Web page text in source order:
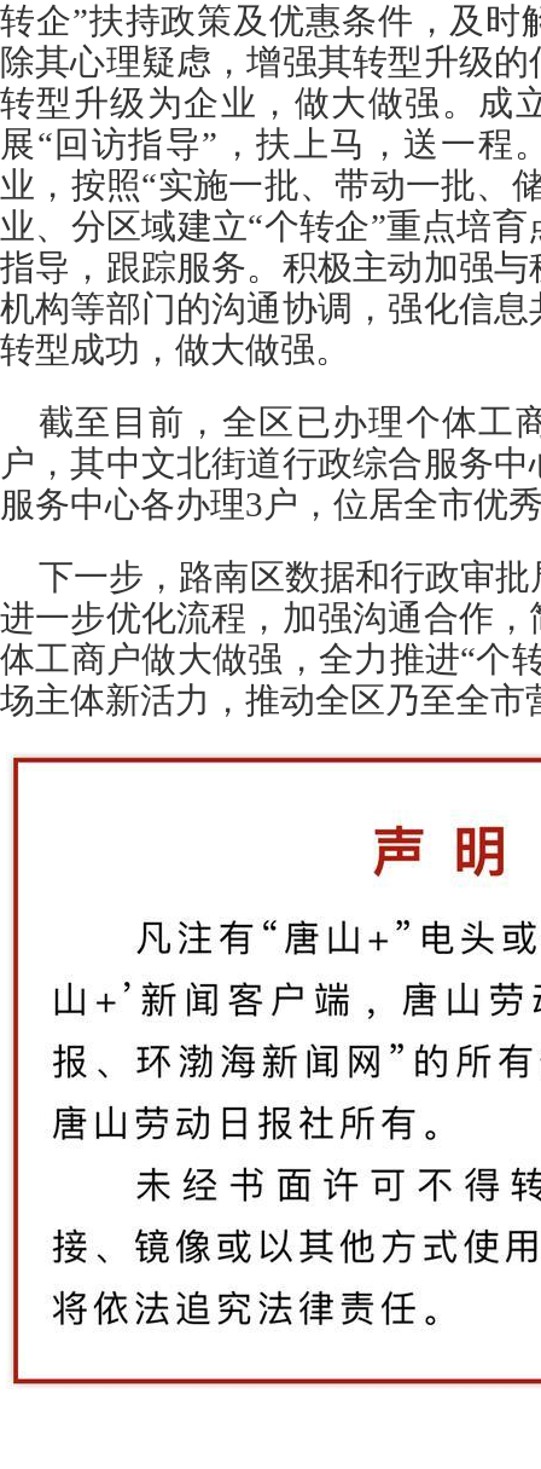
转企”扶持政策及优惠条件，及时
除其心理疑虑，增强其转型升级
转型升级为企业，做大做强。成
展“回访指导”，扶上马，送一程
业，按照“实施一批、带动一批、
业、分区域建立“个转企”重点培
指导，跟踪服务。积极主动加强
机构等部门的沟通协调，强化信
转型成功，做大做强。
截至目前，全区已办理个体工
户，其中文北街道行政综合服务
服务中心各办理3户，位居全市优
下一步，路南区数据和行政审
进一步优化流程，加强沟通合作
体工商户做大做强，全力推进“个
场主体新活力，推动全区乃至全市